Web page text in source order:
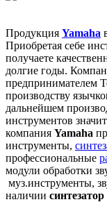
Продукция Yamaha
Приобретая себе
получаете
долгие годы.
предпринимателем
производству
дальнейшем
инструментов
компания Yamaha
инструменты,
профессиональные
модули обработки
муз.инструменты,
наличии